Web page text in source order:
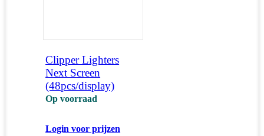
Clipper Lighters
Next Screen
(48pcs/display)
Op voorraad
Login voor prijzen